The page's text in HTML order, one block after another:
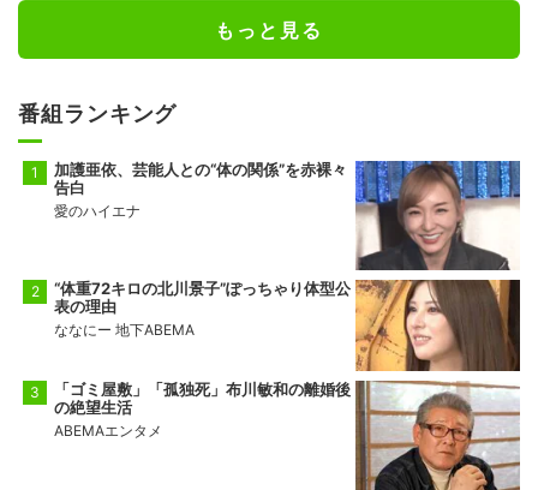
もっと見る
番組ランキング
加護亜依、芸能人との“体の関係”を赤裸々
告白
愛のハイエナ
“体重72キロの北川景子”ぽっちゃり体型公
表の理由
ななにー 地下ABEMA
「ゴミ屋敷」「孤独死」布川敏和の離婚後
の絶望生活
ABEMAエンタメ